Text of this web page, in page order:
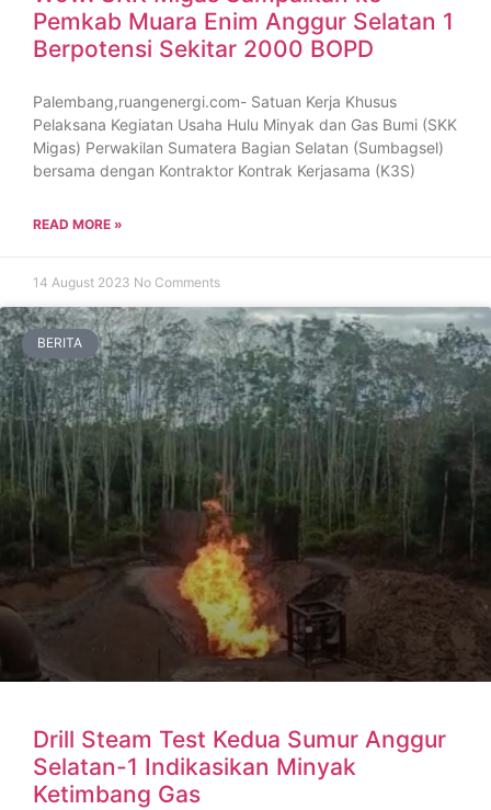
Pemkab Muara Enim Anggur Selatan 1
Berpotensi Sekitar 2000 BOPD
Palembang,ruangenergi.com- Satuan Kerja Khusus
Pelaksana Kegiatan Usaha Hulu Minyak dan Gas Bumi (SKK
Migas) Perwakilan Sumatera Bagian Selatan (Sumbagsel)
bersama dengan Kontraktor Kontrak Kerjasama (K3S)
READ MORE »
14 August 2023 No Comments
BERITA
Drill Steam Test Kedua Sumur Anggur
Selatan-1 Indikasikan Minyak
Ketimbang Gas